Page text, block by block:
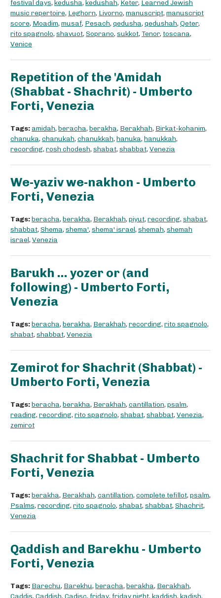
festival days, kedusha, kedushah, Keter, Learned Jewish
music repertoire, Leghorn, Livorno, manuscript, manuscript
score, Moadim, musaf, Pesach, qedusha, qedushah, Qeter,
rito spagnolo, shavuot, Soprano, sukkot, Tenor, toscana,
Venice
Repetition of the 'Amidah
(Shabbat - Shachrit) - Umberto
Forti, Venezia
Tags:amidah, beracha, berakha, Berakhah, Birkat-kohanim,
chanuka, chanukah, chanukkah, hanuka, hanukkah,
recording, rosh chodesh, shabat, shabbat, Venezia
We-yaziv we-nakhon - Umberto
Forti, Venezia
Tags:beracha, berakha, Berakhah, piyut, recording, shabat,
shabbat, Shema, shema', shema' israel, shemah, shemah
israel, Venezia
Barukh ... yozer or (and
following) - Umberto Forti,
Venezia
Tags:beracha, berakha, Berakhah, recording, rito spagnolo,
shabat, shabbat, Venezia
Zemirot for Shachrit (Shabbat) -
Umberto Forti, Venezia
Tags:beracha, berakha, Berakhah, cantillation, psalm,
reading, recording, rito spagnolo, shabat, shabbat, Venezia,
zemirot
Shachrit for Shabbat - Umberto
Forti, Venezia
Tags:berakha, Berakhah, cantillation, complete tefillot, psalm,
Psalms, recording, rito spagnolo, shabat, shabbat, Shachrit,
Venezia
Qaddish and Barekhu - Umberto
Forti, Venezia
Tags: Barechu, Barekhu, beracha, berakha, Berakhah,